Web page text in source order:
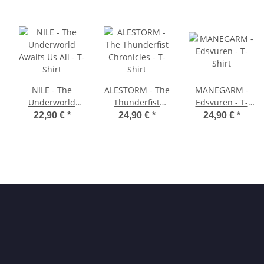
NILE - The
Underworld
Awaits Us All - T-
22,90 € *
ALESTORM - The
Thunderfist
Chronicles - T-
24,90 € *
MANEGARM -
Edsvuren - T-
Shirt
24,90 € *